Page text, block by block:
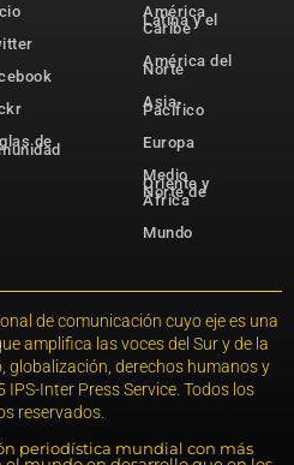
de
América
Latina y el
Caribe
América del
Norte
Asia-
Pacífico
Europa
Medio
Oriente y
Norte de
África
Mundo
de comunicación cuyo eje es una
amplifica las voces del Sur y de la
globalización, derechos humanos y
Inter Press Service. Todos los
reservados.
periodística mundial con más